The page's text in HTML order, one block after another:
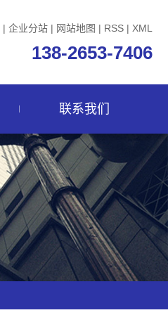
| 企业分站 | 网站地图 | RSS | XML
138-2653-7406
联系我们